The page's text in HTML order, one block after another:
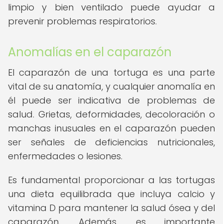
limpio y bien ventilado puede ayudar a
prevenir problemas respiratorios.
Anomalías en el caparazón
El caparazón de una tortuga es una parte
vital de su anatomía, y cualquier anomalía en
él puede ser indicativa de problemas de
salud. Grietas, deformidades, decoloración o
manchas inusuales en el caparazón pueden
ser señales de deficiencias nutricionales,
enfermedades o lesiones.
Es fundamental proporcionar a las tortugas
una dieta equilibrada que incluya calcio y
vitamina D para mantener la salud ósea y del